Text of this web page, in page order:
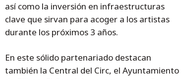
así como la inversión en infraestructuras
clave que sirvan para acoger a los artistas
durante los próximos 3 años.
En este sólido partenariado destacan
también la Central del Circ, el Ayuntamiento